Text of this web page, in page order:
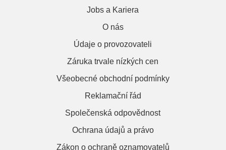
Jobs a Kariera
O nás
Údaje o provozovateli
Záruka trvale nízkých cen
Všeobecné obchodní podmínky
Reklamační řád
Společenská odpovědnost
Ochrana údajů a právo
Zákon o ochraně oznamovatelů